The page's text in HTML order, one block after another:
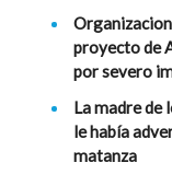
proyecto de
por severo
La madre de
le había
matanza